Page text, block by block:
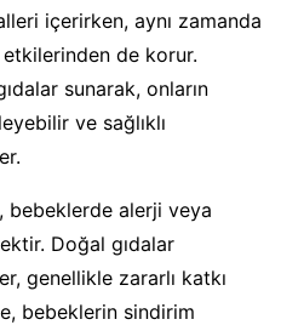
içerirken, aynı zamanda
etkilerinden de korur.
sunarak, onların
ve sağlıklı
bebeklerde alerji veya
Doğal gıdalar
genellikle zararlı katkı
bebeklerin sindirim